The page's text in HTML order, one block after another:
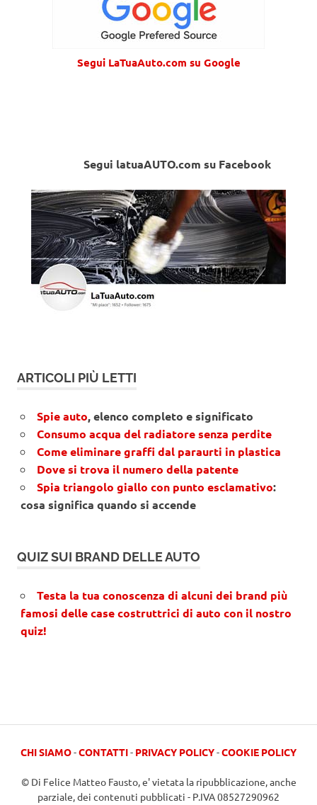
Segui LaTuaAuto.com su Google
Segui latuaAUTO.com su Facebook
ARTICOLI PIÙ LETTI
Spie auto, elenco completo e significato
Consumo acqua del radiatore senza perdite
Come eliminare graffi dal paraurti in plastica
Dove si trova il numero della patente
Spia triangolo giallo con punto esclamativo:
cosa significa quando si accende
QUIZ SUI BRAND DELLE AUTO
Testa la tua conoscenza di alcuni dei brand più
famosi delle case costruttrici di auto con il nostro
quiz!
CHI SIAMO-CONTATTI- PRIVACY POLICY-COOKIE POLICY
© Di Felice Matteo Fausto, e' vietata la ripubblicazione, anche
parziale, dei contenuti pubblicati - P.IVA 08527290962